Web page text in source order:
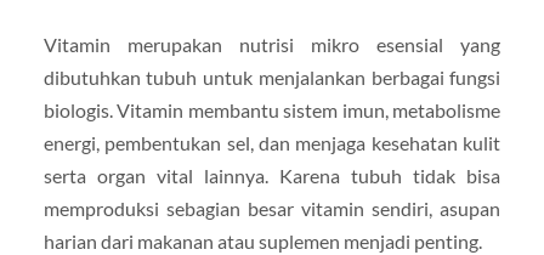
Vitamin merupakan nutrisi mikro esensial yang
dibutuhkan tubuh untuk menjalankan berbagai fungsi
biologis. Vitamin membantu sistem imun, metabolisme
energi, pembentukan sel, dan menjaga kesehatan kulit
serta organ vital lainnya. Karena tubuh tidak bisa
memproduksi sebagian besar vitamin sendiri, asupan
harian dari makanan atau suplemen menjadi penting.